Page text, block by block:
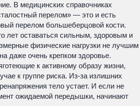
В медицинских справочниках
перелом» — это и есть
перелом большеберцовой кости.
лет оставаться сильным, здоровым и
физические нагрузки не лучшим
даже очень крепком здоровье.
к активному образу жизни,
к группе риска. Из-за излишних
тело устает. И если не
ожидаемой передышки, начинают